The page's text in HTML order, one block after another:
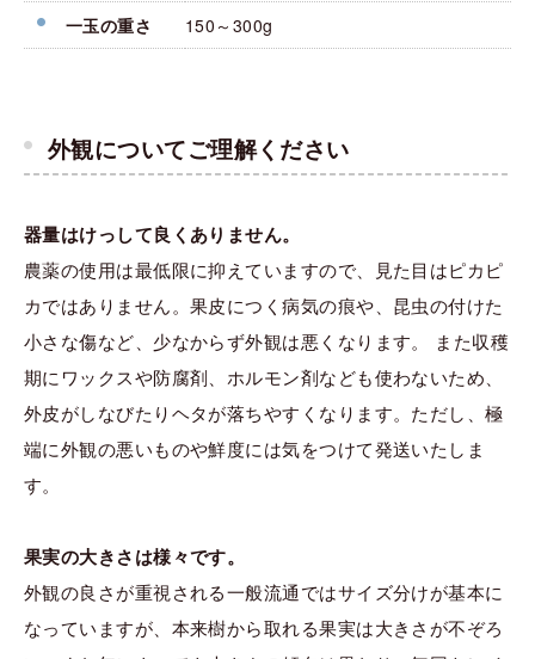
一玉の重さ
150～300g
外観についてご理解ください
器量はけっして良くありません。
農薬の使用は最低限に抑えていますので、見た目はピカピ
カではありません。果皮につく病気の痕や、昆虫の付けた
小さな傷など、少なからず外観は悪くなります。 また収穫
期にワックスや防腐剤、ホルモン剤なども使わないため、
外皮がしなびたりヘタが落ちやすくなります。ただし、極
端に外観の悪いものや鮮度には気をつけて発送いたしま
す。
果実の大きさは様々です。
外観の良さが重視される一般流通ではサイズ分けが基本に
なっていますが、本来樹から取れる果実は大きさが不ぞろ